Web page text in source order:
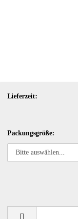
Lieferzeit:
Packungsgröße: